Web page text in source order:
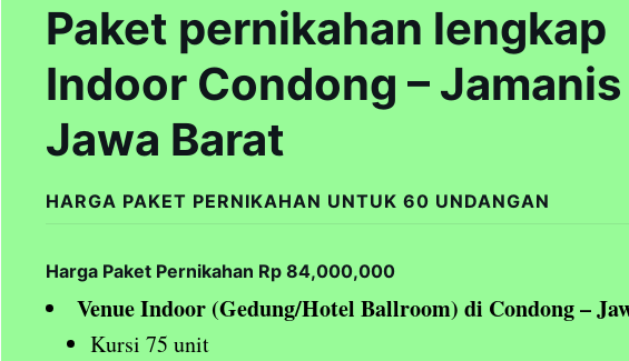
Paket pernikahan lengkap
Indoor Condong – Jamanis
Jawa Barat
HARGA PAKET PERNIKAHAN UNTUK 60 UNDANGAN
Harga Paket Pernikahan Rp 84,000,000
Venue Indoor (Gedung/Hotel Ballroom) di Condong –
Kursi 75 unit